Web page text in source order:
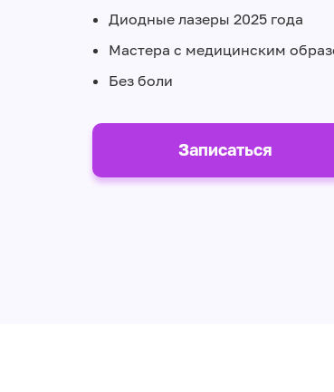
Диодные лазеры 2025 года
Мастера с медицинским
Без боли
Записаться